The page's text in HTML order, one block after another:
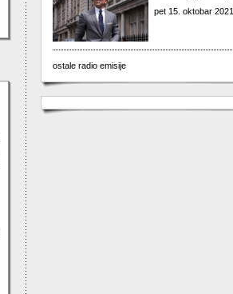
pet 15. oktobar 2021.
ostale radio emisije